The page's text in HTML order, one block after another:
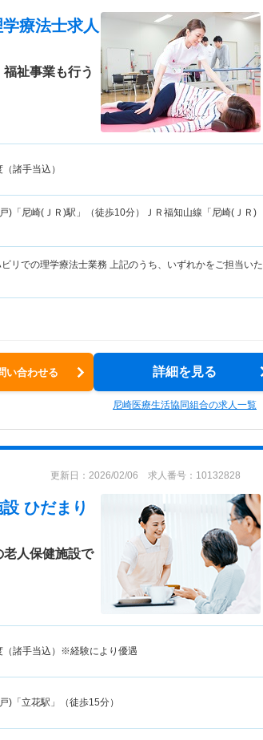
療法士求人
祉事業も行う
諸手当込）
)「尼崎(ＪＲ)駅」（徒歩10分）ＪＲ福知山線「尼崎(ＪＲ)
リでの理学療法士業務 上記のうち、いずれかをご担当いた
い合わせる 詳細を見る
尼崎医療生活協同組合の求人一覧
更新日：2026/02/06 求人番号：10132828
ひだまり
老人保健施設で
（諸手当込）※経験により優遇
)「立花駅」（徒歩15分）